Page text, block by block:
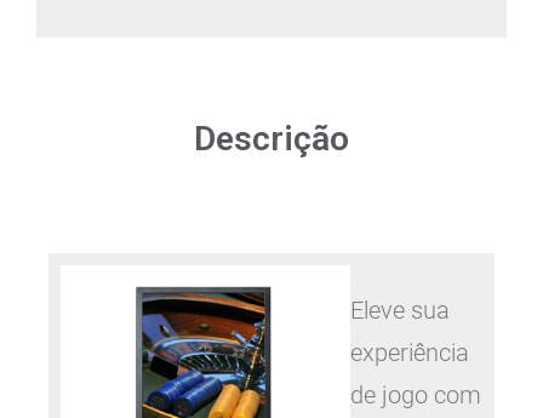
Descrição
Eleve sua
experiência
de jogo com